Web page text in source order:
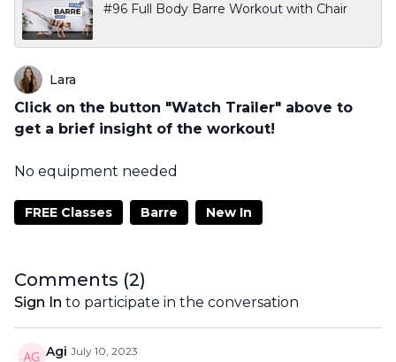
#96 Full Body Barre Workout with Chair
Lara
Click on the button "Watch Trailer" above to
get a brief insight of the workout!
No equipment needed
FREE Classes Barre New In
Comments (2)
Sign In to participate in the conversation
Agi July 10, 2023